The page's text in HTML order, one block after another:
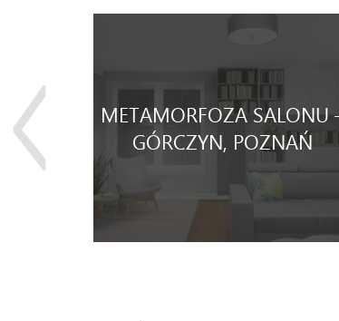
METAMORFOZA SALONU
GÓRCZYN, POZNAŃ